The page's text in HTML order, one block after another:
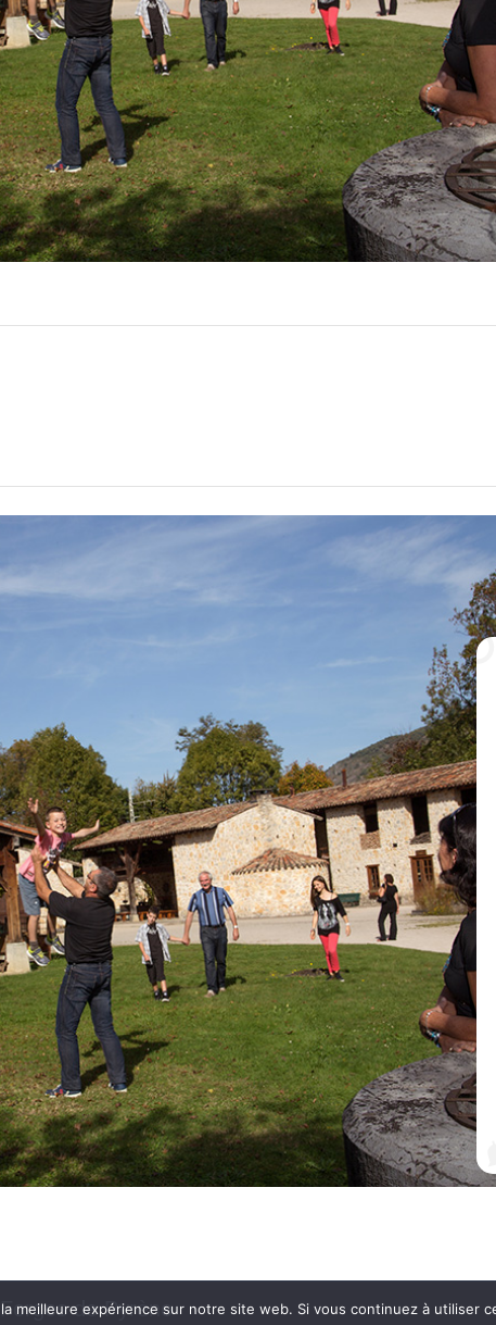
de Pyrène
meilleure expérience sur notre site web. Si vous continuez à utiliser